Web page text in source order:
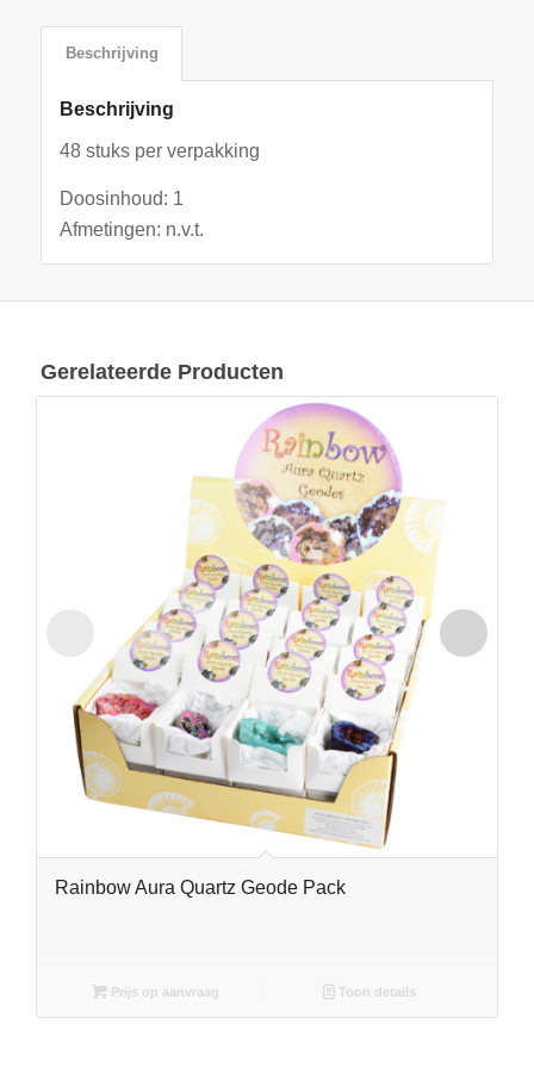
Beschrijving
Beschrijving
48 stuks per verpakking
Doosinhoud: 1
Afmetingen: n.v.t.
Gerelateerde Producten
Rainbow Aura Quartz Geode Pack
Prijs op aanvraag Toon details